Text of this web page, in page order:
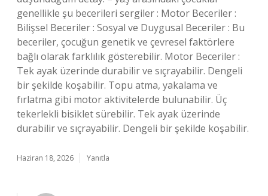
genellikle şu becerileri sergiler : Motor Beceriler :
Bilişsel Beceriler : Sosyal ve Duygusal Beceriler : Bu
beceriler, çocuğun genetik ve çevresel faktörlere
bağlı olarak farklılık gösterebilir. Motor Beceriler :
Tek ayak üzerinde durabilir ve sıçrayabilir. Dengeli
bir şekilde koşabilir. Topu atma, yakalama ve
fırlatma gibi motor aktivitelerde bulunabilir. Üç
tekerlekli bisiklet sürebilir. Tek ayak üzerinde
durabilir ve sıçrayabilir. Dengeli bir şekilde koşabilir.
Haziran 18, 2026 Yanıtla